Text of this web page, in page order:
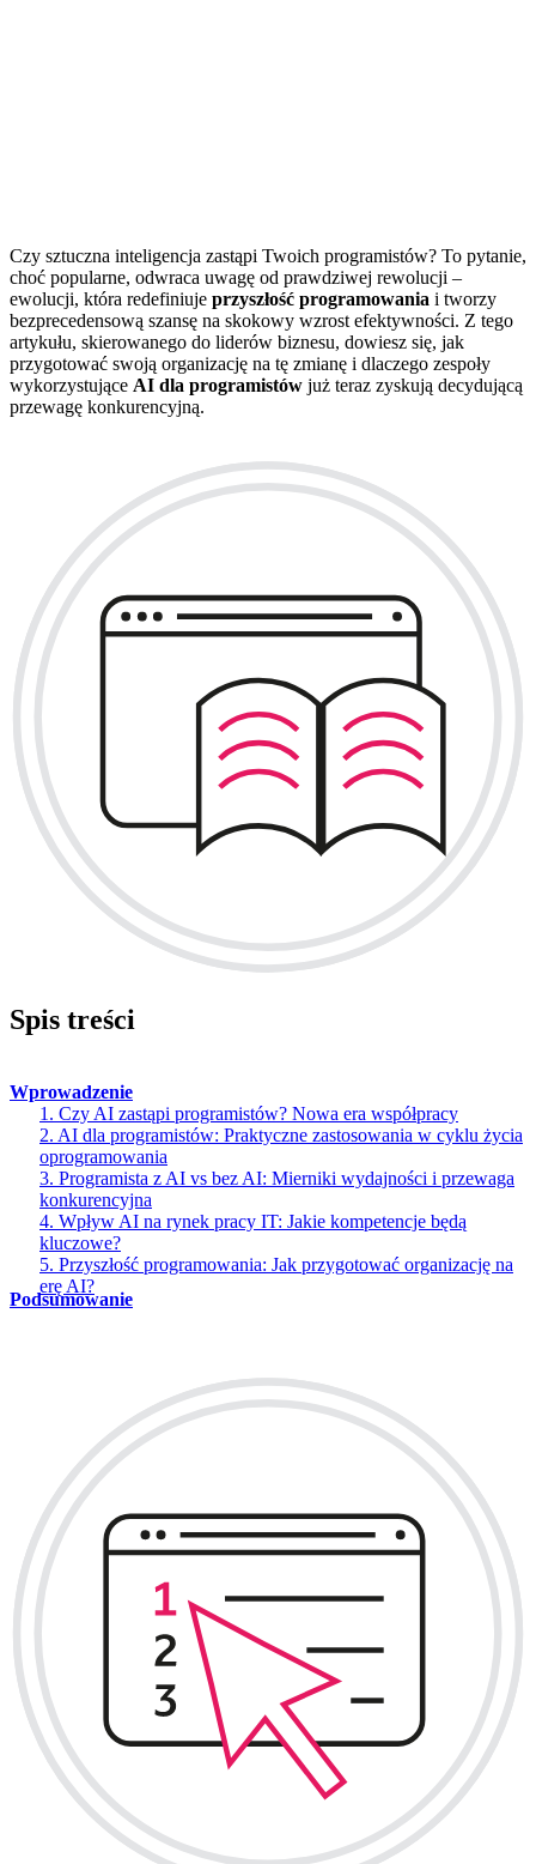
Czy sztuczna inteligencja zastąpi Twoich programistów? To pytanie,
choć popularne, odwraca uwagę od prawdziwej rewolucji –
ewolucji, która redefiniuje przyszłość programowania i tworzy
bezprecedensową szansę na skokowy wzrost efektywności. Z tego
artykułu, skierowanego do liderów biznesu, dowiesz się, jak
przygotować swoją organizację na tę zmianę i dlaczego zespoły
wykorzystujące AI dla programistów już teraz zyskują decydującą
przewagę konkurencyjną.
Spis treści
Wprowadzenie
1. Czy AI zastąpi programistów? Nowa era współpracy
2. AI dla programistów: Praktyczne zastosowania w cyklu życia
oprogramowania
3. Programista z AI vs bez AI: Mierniki wydajności i przewaga
konkurencyjna
4. Wpływ AI na rynek pracy IT: Jakie kompetencje będą
kluczowe?
5. Przyszłość programowania: Jak przygotować organizację na
erę AI?
Podsumowanie